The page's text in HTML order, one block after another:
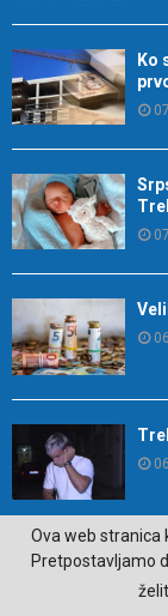
Ko
Ova web stranica
Pretpostavljamo